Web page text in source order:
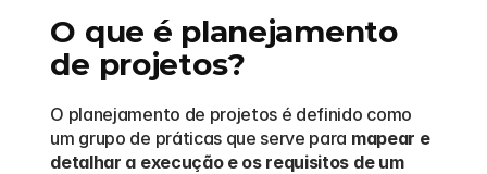
O que é planejamento
de projetos?
O planejamento de projetos é definido como
um grupo de práticas que serve para mapear e
detalhar a execução e os requisitos de um